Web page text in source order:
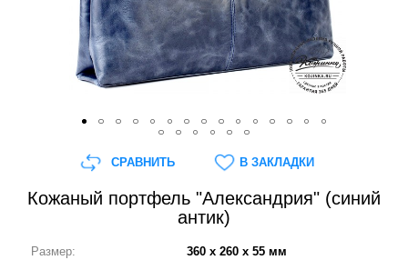
Кожаный портфель "Александрия" (синий
антик)
Размер: 360 x 260 x 55 мм
СРАВНИТЬ В ЗАКЛАДКИ